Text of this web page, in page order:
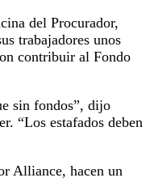
del Procurador,
trabajadores unos
contribuir al Fondo
sin fondos”, dijo
“Los estafados deben
Alliance, hacen un